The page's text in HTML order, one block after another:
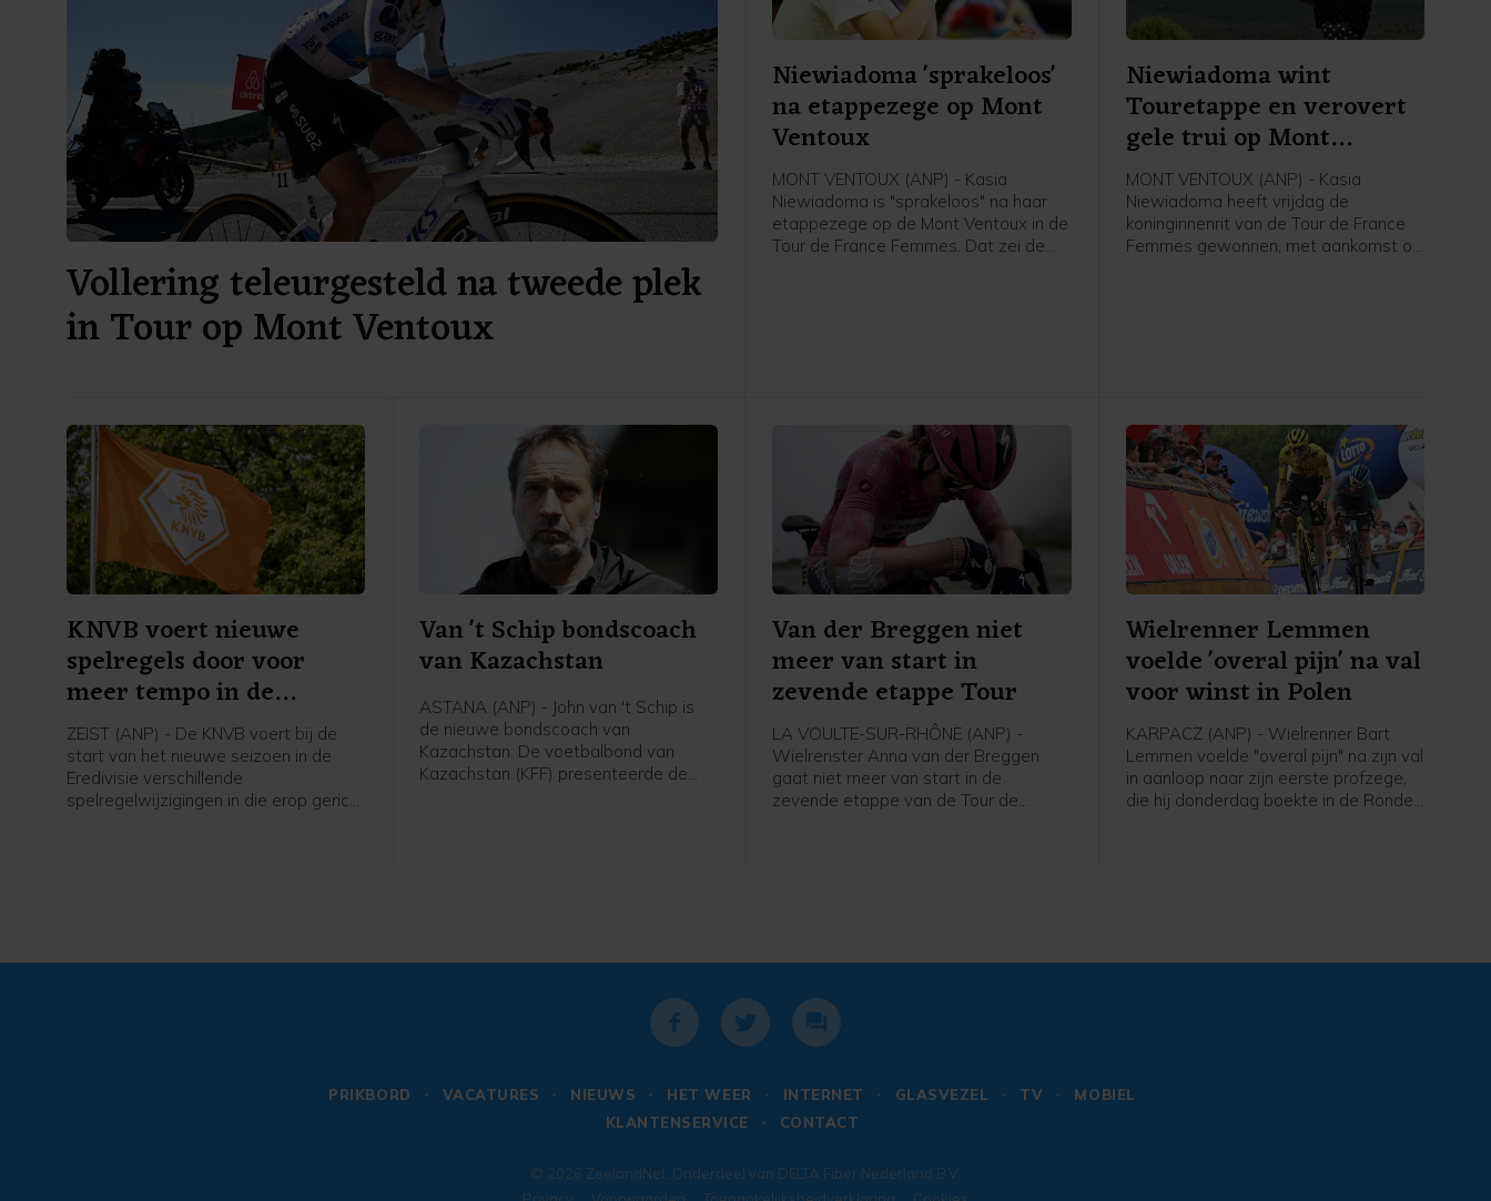
Vollering teleurgesteld na tweede plek
in Tour op Mont Ventoux
Niewiadoma 'sprakeloos'
na etappezege op Mont
Ventoux
MONT VENTOUX (ANP) - Kasia
Niewiadoma is "sprakeloos" na haar
etappezege op de Mont Ventoux in de
Tour de France Femmes. Dat zei de
Niewiadoma wint
Touretappe en verovert
gele trui op Mont
Ventoux
MONT VENTOUX (ANP) - Kasia
Niewiadoma heeft vrijdag de
koninginnenrit van de Tour de France
Femmes gewonnen, met aankomst op
KNVB voert nieuwe
spelregels door voor
meer tempo in de
wedstrijd
ZEIST (ANP) - De KNVB voert bij de
start van het nieuwe seizoen in de
Eredivisie verschillende
spelregelwijzigingen in die erop gericht
Van 't Schip bondscoach
van Kazachstan
ASTANA (ANP) - John van 't Schip is
de nieuwe bondscoach van
Kazachstan. De voetbalbond van
Kazachstan (KFF) presenteerde de
Van der Breggen niet
meer van start in
zevende etappe Tour
LA VOULTE-SUR-RHÔNE (ANP) -
Wielrenster Anna van der Breggen
gaat niet meer van start in de
zevende etappe van de Tour de
Wielrenner Lemmen
voelde 'overal pijn' na val
voor winst in Polen
KARPACZ (ANP) - Wielrenner Bart
Lemmen voelde "overal pijn" na zijn val
in aanloop naar zijn eerste profzege,
die hij donderdag boekte in de Ronde
PRIKBORD VACATURES NIEUWS HET WEER INTERNET GLASVEZEL TV
MOBIEL
KLANTENSERVICE
CONTACT
© 2026 ZeelandNet . Onderdeel van DELTA Fiber Nederland B.V.